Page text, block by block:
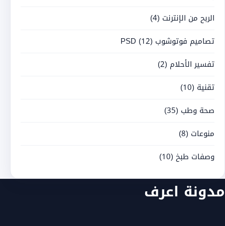
الربح من الإنترنت (4)
تصاميم فوتوشوب PSD (12)
تفسير الأحلام (2)
تقنية (10)
صحة وطب (35)
منوعات (8)
وصفات طبخ (10)
مدونة اعرف